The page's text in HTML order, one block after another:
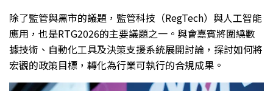
除了監管與黑市的議題，監管科技（RegTech）與人工智能
應用，也是RTG2026的主要議題之一。與會嘉賓將圍繞數
據技術、自動化工具及決策支援系統展開討論，探討如何將
宏觀的政策目標，轉化為行業可執行的合規成果。